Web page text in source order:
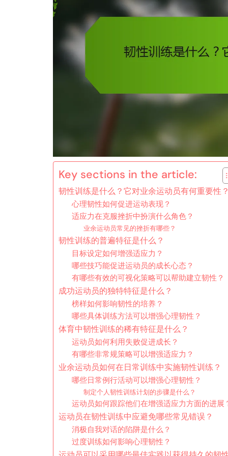
Key sections in the article:
韧性训练是什么？它对业余运动员有何重要性
心理韧性如何促进运动表现？
适应力在克服挫折中扮演什么角色？
业余运动员常见的挫折有哪些？
韧性训练的普遍特征是什么？
目标设定如何增强适应力？
哪些技巧能促进运动员的成长心态？
有哪些有效的可视化策略可以帮助建立韧性？
成功运动员的独特特征是什么？
榜样如何影响韧性的培养？
哪些具体训练方法可以增强心理韧性？
体育中韧性训练的稀有特征是什么？
运动员如何利用失败促进成长？
有哪些非常规策略可以增强适应力？
业余运动员如何在日常训练中实施韧性训练？
哪些日常例行活动可以增强心理韧性？
制定个人韧性训练计划的步骤是什么？
运动员如何跟踪他们在增强适应力方面的进展
运动员在韧性训练中应避免哪些常见错误？
消极自我对话的陷阱是什么？
过度训练如何影响心理韧性？